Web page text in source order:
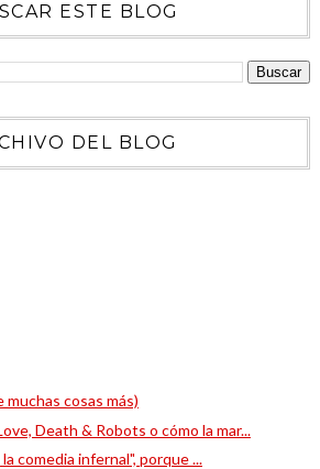
ESTE BLOG
DEL BLOG
muchas cosas más)
Death & Robots o cómo la mar...
comedia infernal", porque ...